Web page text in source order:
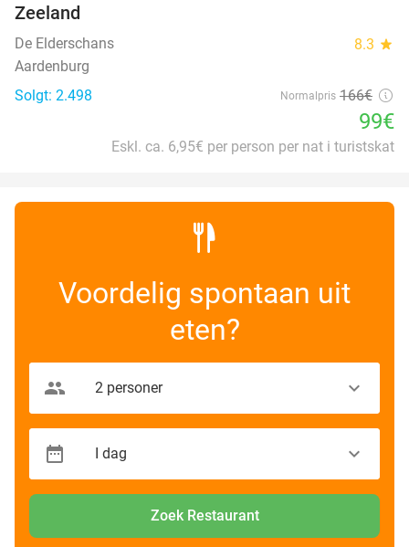
Zeeland
De Elderschans 8.3 star
Aardenburg
Solgt: 2.498
Normalpris 166€
99€
Eskl. ca. 6,95€ per person per nat i turistskat
Voordelig spontaan uit
eten?
Zoek Restaurant